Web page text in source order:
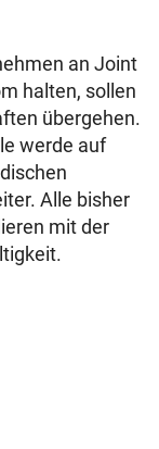
an Joint
halten, sollen
übergehen.
werde auf
Alle bisher
mit der